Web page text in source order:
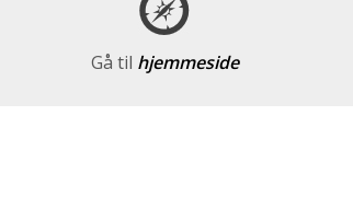
Gå til hjemmeside